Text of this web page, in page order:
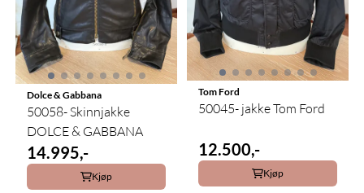
Dolce & Gabbana
50058- Skinnjakke
DOLCE & GABBANA
14.995,-
Kjøp
Tom Ford
50045- jakke Tom Ford
12.500,-
Kjøp